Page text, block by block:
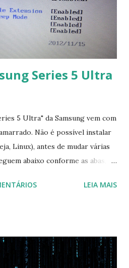
Series 5 Ultra
5 Ultra" da Samsung vem com
Não é possível instalar
Linux), antes de mudar várias
abaixo conforme as abas, a
acessar a BIOS e então faça
no Auto ) Set AHCI Mode ->
-> Enabled Boot: Secure Boot ->
LEIA MAIS